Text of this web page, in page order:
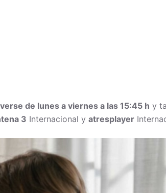
de lunes a viernes a las 15:45 h y
3 Internacional yatresplayer